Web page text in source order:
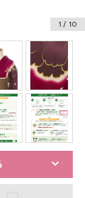
1 / 10